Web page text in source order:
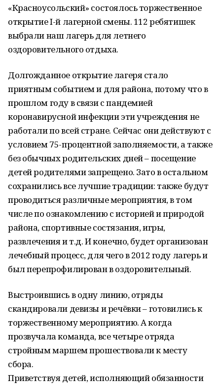
«Красноусольский» состоялось торжественное
открытие I-й лагерной смены. 112 ребятишек
выбрали наш лагерь для летнего
оздоровительного отдыха.
Долгожданное открытие лагеря стало
приятным событием и для района, потому что в
прошлом году в связи с пандемией
коронавирусной инфекции эти учреждения не
работали по всей стране. Сейчас они действуют с
условием 75-процентной заполняемости, а также
без обычных родительских дней – посещение
детей родителями запрещено. Зато в остальном
сохранились все лучшие традиции: также будут
проводиться различные мероприятия, в том
числе по ознакомлению с историей и природой
района, спортивные состязания, игры,
развлечения и т.д. И конечно, будет организован
лечебный процесс, для чего в 2012 году лагерь и
был перепрофилирован в оздоровительный.
Выстроившись в одну линию, отряды
скандировали девизы и речёвки – готовились к
торжественному мероприятию. А когда
прозвучала команда, все четыре отряда
стройным маршем прошествовали к месту
сбора.
Приветствуя детей, исполняющий обязанности